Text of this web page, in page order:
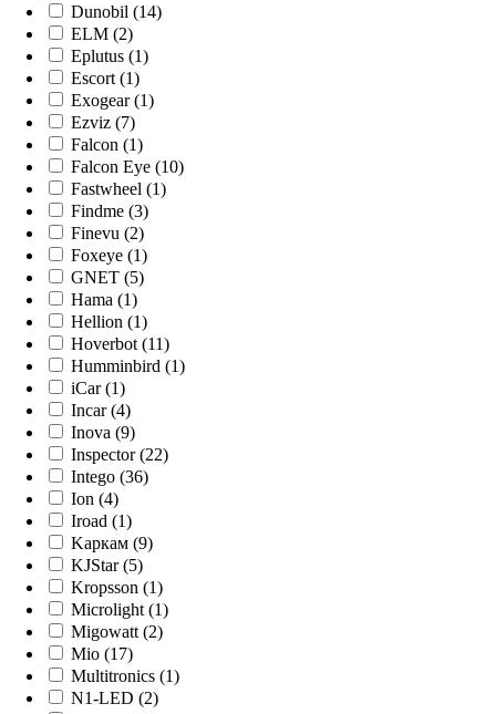
Dunobil (14)
ELM (2)
Eplutus (1)
Escort (1)
Exogear (1)
Ezviz (7)
Falcon (1)
Falcon Eye (10)
Fastwheel (1)
Findme (3)
Finevu (2)
Foxeye (1)
GNET (5)
Hama (1)
Hellion (1)
Hoverbot (11)
Humminbird (1)
iCar (1)
Incar (4)
Inova (9)
Inspector (22)
Intego (36)
Ion (4)
Iroad (1)
Kaркам (9)
KJStar (5)
Kropsson (1)
Microlight (1)
Migowatt (2)
Mio (17)
Multitronics (1)
N1-LED (2)